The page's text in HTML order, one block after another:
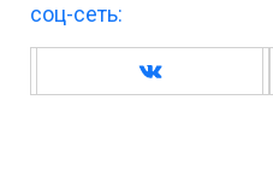
соц-сеть: